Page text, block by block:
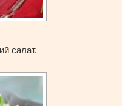
салат.